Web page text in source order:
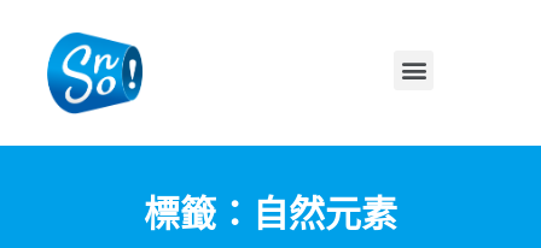
標籤：自然元素